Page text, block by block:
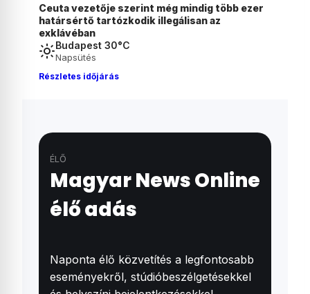
Magyar Péter bejelentette: péntektől nincs
szükség önkéntes fogyasztáscsökkentésre
Budapest 30°C
Napsütés
Részletes időjárás
ÉLŐ
Magyar News Online
élő adás
Naponta élő közvetítés a legfontosabb
eseményekről, stúdióbeszélgetésekkel